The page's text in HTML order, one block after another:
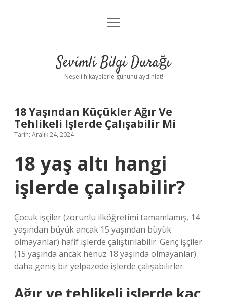
Anasayfa
Yasal Uyarı
menüyü
Sevimli Bilgi Durağı
Neşeli hikayelerle gününü aydınlat!
18 Yaşından Küçükler Ağır Ve
Tehlikeli Işlerde Çalışabilir Mi
Tarih: Aralık 24, 2024
18 yaş altı hangi
işlerde çalışabilir?
Çocuk işçiler (zorunlu ilköğretimi tamamlamış, 14
yaşından büyük ancak 15 yaşından büyük
olmayanlar) hafif işlerde çalıştırılabilir. Genç işçiler
(15 yaşında ancak henüz 18 yaşında olmayanlar)
daha geniş bir yelpazede işlerde çalışabilirler.